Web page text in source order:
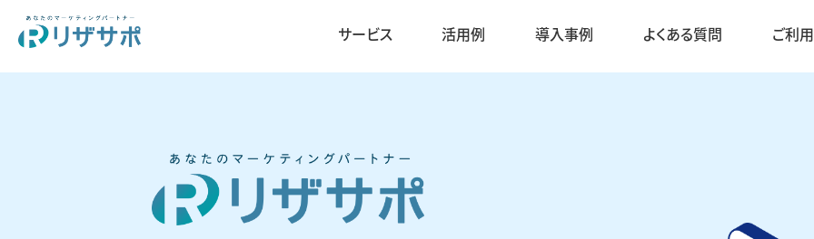
サービス 活用例 導入事例 よくある質問 ご利